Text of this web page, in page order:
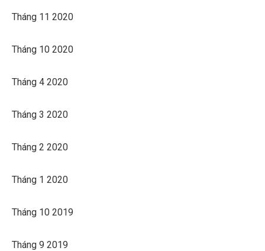
Tháng 11 2020
Tháng 10 2020
Tháng 4 2020
Tháng 3 2020
Tháng 2 2020
Tháng 1 2020
Tháng 10 2019
Tháng 9 2019